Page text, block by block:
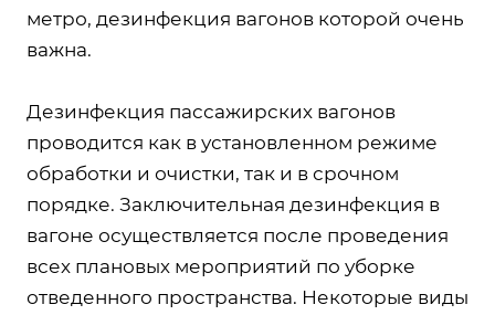
метро, дезинфекция вагонов которой очень
важна.
Дезинфекция пассажирских вагонов
проводится как в установленном режиме
обработки и очистки, так и в срочном
порядке. Заключительная дезинфекция в
вагоне осуществляется после проведения
всех плановых мероприятий по уборке
отведенного пространства. Некоторые виды